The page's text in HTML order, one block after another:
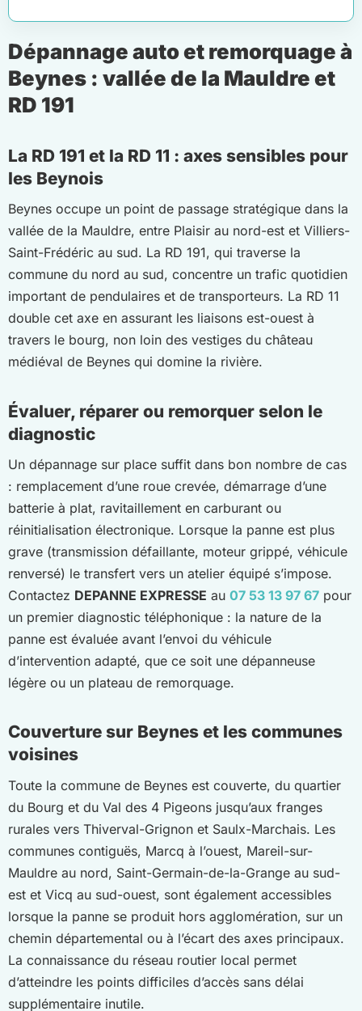
Dépannage auto et remorquage à
Beynes : vallée de la Mauldre et
RD 191
La RD 191 et la RD 11 : axes sensibles pour
les Beynois
Beynes occupe un point de passage stratégique dans la
vallée de la Mauldre, entre Plaisir au nord-est et Villiers-
Saint-Frédéric au sud. La RD 191, qui traverse la
commune du nord au sud, concentre un trafic quotidien
important de pendulaires et de transporteurs. La RD 11
double cet axe en assurant les liaisons est-ouest à
travers le bourg, non loin des vestiges du château
médiéval de Beynes qui domine la rivière.
Évaluer, réparer ou remorquer selon le
diagnostic
Un dépannage sur place suffit dans bon nombre de cas
: remplacement d’une roue crevée, démarrage d’une
batterie à plat, ravitaillement en carburant ou
réinitialisation électronique. Lorsque la panne est plus
grave (transmission défaillante, moteur grippé, véhicule
renversé) le transfert vers un atelier équipé s’impose.
Contactez DEPANNE EXPRESSE au 07 53 13 97 67 pour
un premier diagnostic téléphonique : la nature de la
panne est évaluée avant l’envoi du véhicule
d’intervention adapté, que ce soit une dépanneuse
légère ou un plateau de remorquage.
Couverture sur Beynes et les communes
voisines
Toute la commune de Beynes est couverte, du quartier
du Bourg et du Val des 4 Pigeons jusqu’aux franges
rurales vers Thiverval-Grignon et Saulx-Marchais. Les
communes contiguës, Marcq à l’ouest, Mareil-sur-
Mauldre au nord, Saint-Germain-de-la-Grange au sud-
est et Vicq au sud-ouest, sont également accessibles
lorsque la panne se produit hors agglomération, sur un
chemin départemental ou à l’écart des axes principaux.
La connaissance du réseau routier local permet
d’atteindre les points difficiles d’accès sans délai
supplémentaire inutile.